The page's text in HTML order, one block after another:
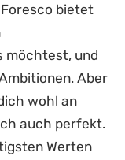
bietet
möchtest, und
Aber
wohl an
auch perfekt.
Werten